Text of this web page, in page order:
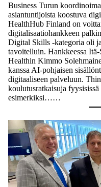
Business Turun
asiantuntijoista koostuva
HealthHub Finland on
digitalisaatiohankkeen
Digital Skills -kategoria oli
tavoitelluin. Hankkeessa
Healthin Kimmo
kanssa AI-pohjaisen
digitaaliseen palveluun.
koulutusratkaisuja
esimerkiksi……